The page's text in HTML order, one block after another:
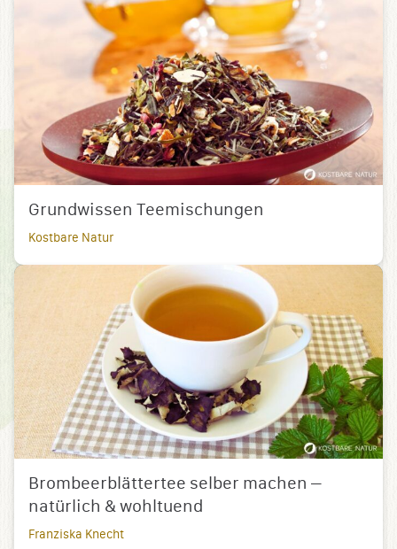
Grundwissen Teemischungen
Kostbare Natur
Brombeerblättertee selber machen –
natürlich & wohltuend
Franziska Knecht